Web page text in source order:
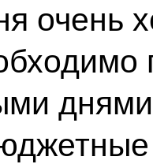
очень
днями